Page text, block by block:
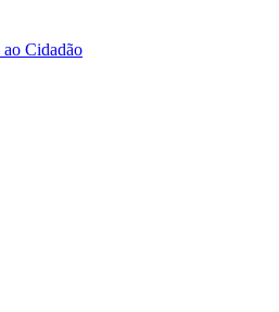
Cidadão